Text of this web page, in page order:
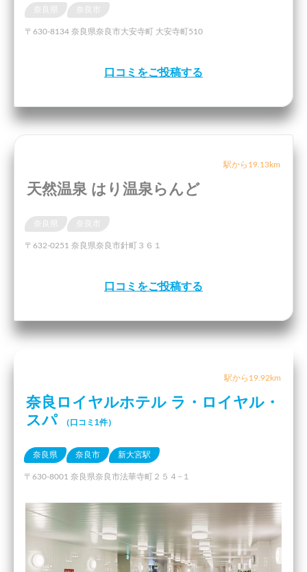
奈良県 奈良市
〒630-8134 奈良県奈良市大安寺町 大安寺町510
口コミをご投稿する
駅から19.13km
天然温泉 はり温泉らんど
奈良県 奈良市
〒632-0251 奈良県奈良市針町３６１
口コミをご投稿する
駅から19.92km
奈良ロイヤルホテル ラ・ロイヤル・
スパ
（口コミ1件）
奈良県 奈良市 新大宮駅
〒630-8001 奈良県奈良市法華寺町２５４−１